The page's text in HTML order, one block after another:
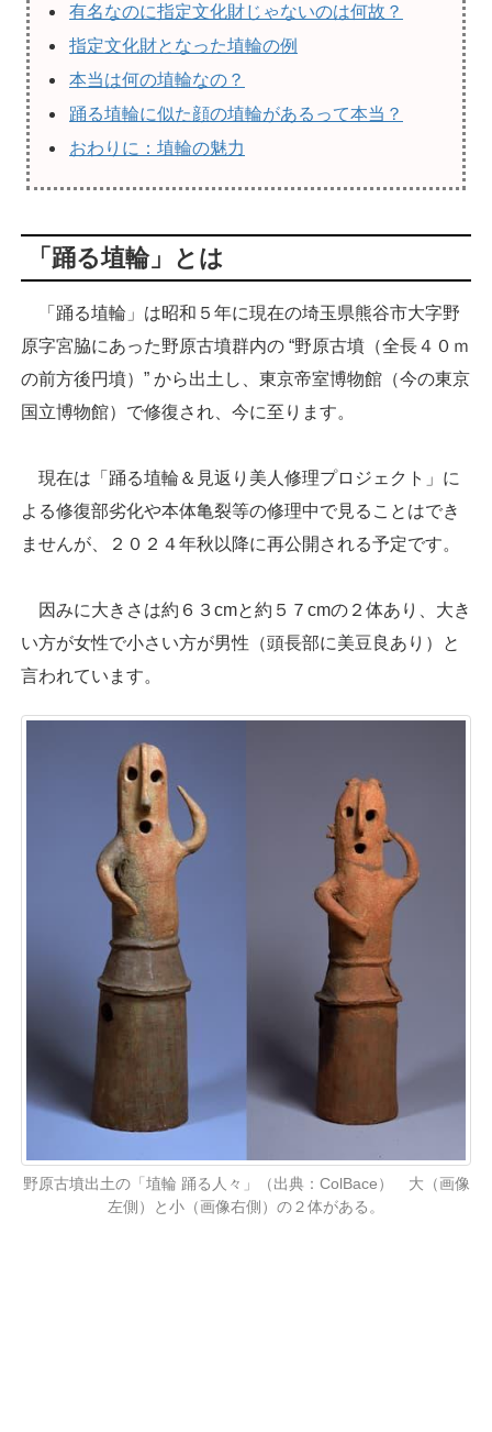
有名なのに指定文化財じゃないのは何故？
指定文化財となった埴輪の例
本当は何の埴輪なの？
踊る埴輪に似た顔の埴輪があるって本当？
おわりに：埴輪の魅力
「踊る埴輪」とは
「踊る埴輪」は昭和５年に現在の埼玉県熊谷市大字野
原字宮脇にあった野原古墳群内の “野原古墳（全長４０ｍ
の前方後円墳）” から出土し、東京帝室博物館（今の東京
国立博物館）で修復され、今に至ります。
現在は「踊る埴輪＆見返り美人修理プロジェクト」に
よる修復部劣化や本体亀裂等の修理中で見ることはでき
ませんが、２０２４年秋以降に再公開される予定です。
因みに大きさは約６３cmと約５７cmの２体あり、大き
い方が女性で小さい方が男性（頭長部に美豆良あり）と
言われています。
野原古墳出土の「埴輪 踊る人々」（出典：ColBace） 大（画像
左側）と小（画像右側）の２体がある。